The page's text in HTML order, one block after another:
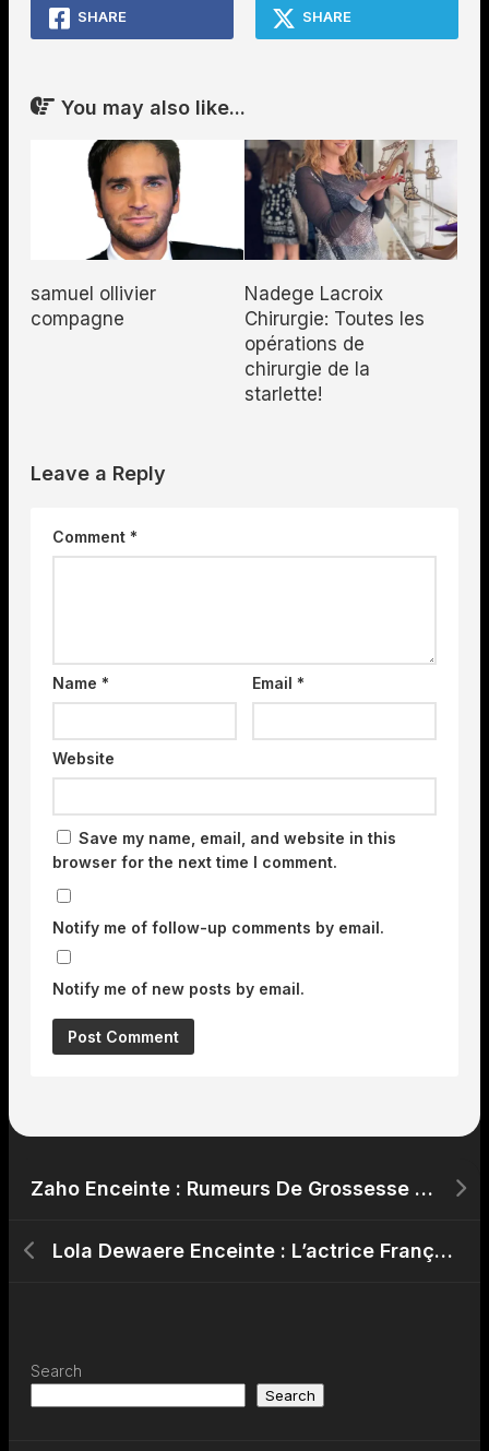
SHARE SHARE
You may also like...
samuel ollivier
compagne
Nadege Lacroix
Chirurgie: Toutes les
opérations de
chirurgie de la
starlette!
Leave a Reply
Comment *
Name * Email*
Website
Save my name, email, and website in this
browser for the next time I comment.
Notify me of follow-up comments by email.
Notify me of new posts by email.
Zaho Enceinte : Rumeurs De Grossesse Pour La Chanteuse – La Vérité Révélée
Lola Dewaere Enceinte : L’actrice Française Aborde Les Rumeurs De Grossesse
Search
Search